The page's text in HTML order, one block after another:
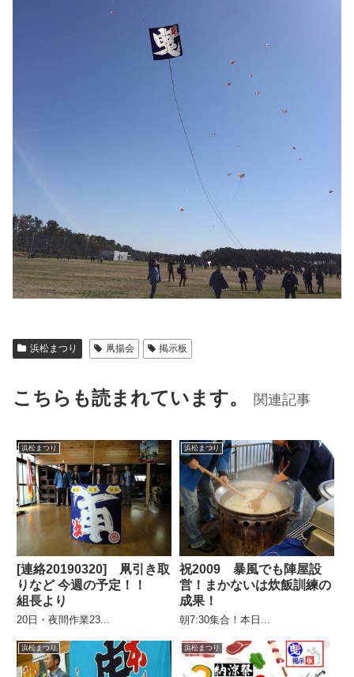
浜松まつり 凧揚会 掲示板
こちらも読まれています。 関連記事
浜松まつり
[連絡20190320] 凧引き取
りなど 今週の予定！！
組長より
20日・夜間作業23...
浜松まつり
祝2009 暴風でも陣屋設
営！まかないは炊飯訓練の
成果！
朝7:30集合！本日...
浜松まつり 浜松まつり